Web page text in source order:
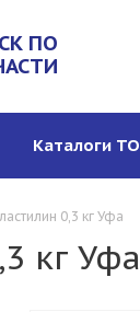
ПО
Каталоги ТО
0,3 кг Уфа
кг Уфа